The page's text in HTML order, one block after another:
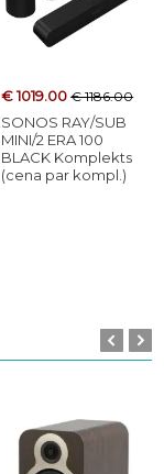
€ 1019.00€ 1186.00
SONOS RAY/SUB
MINI/2 ERA 100
BLACK Komplekts
(cena par kompl.)